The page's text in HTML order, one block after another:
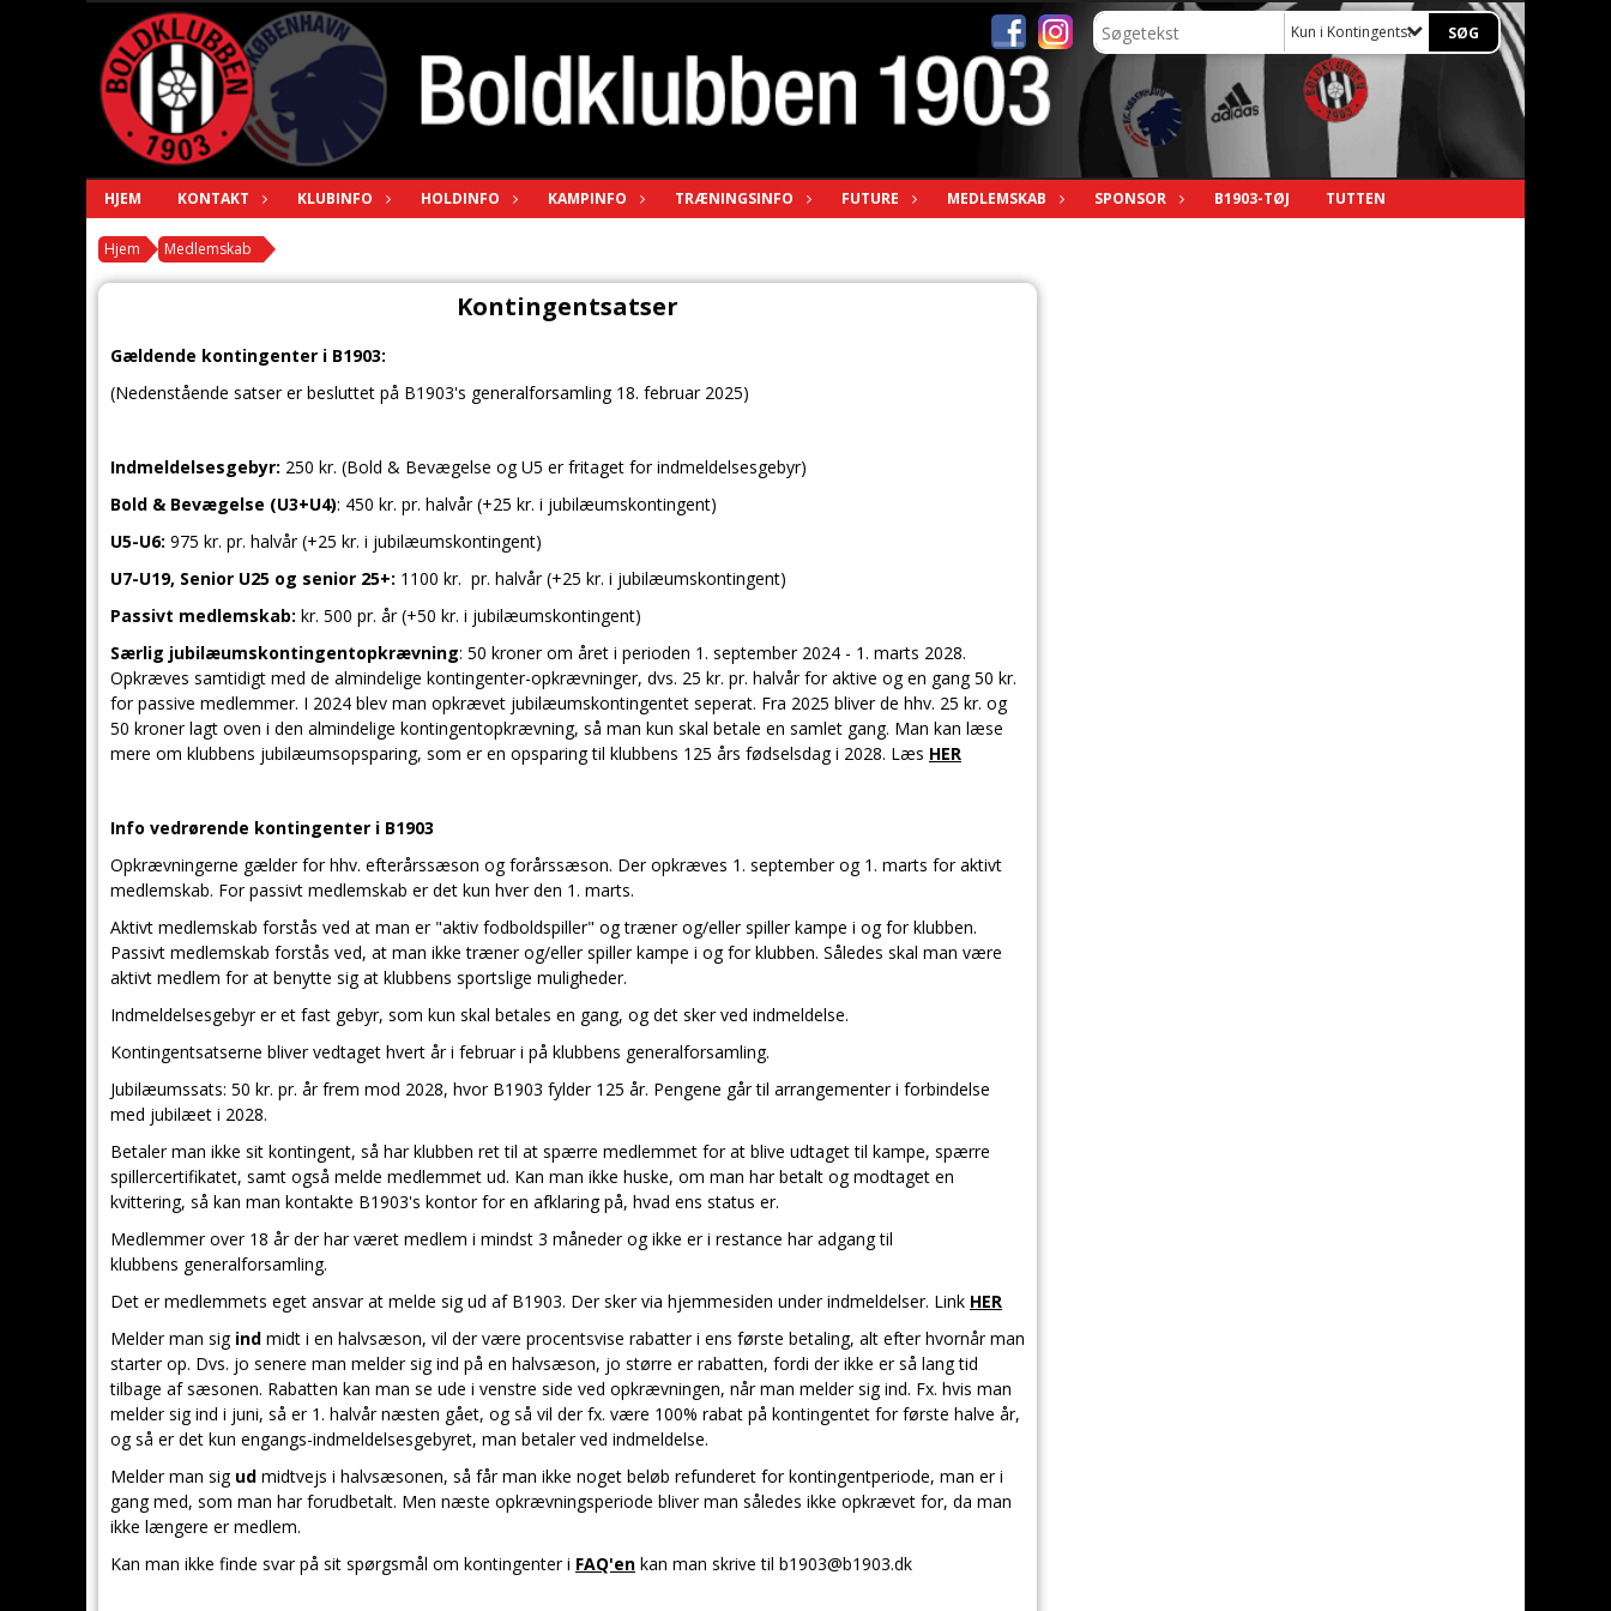
Kun i Kontingentsatser
HJEM KONTAKT KLUBINFO HOLDINFO KAMPINFO TRÆNINGSINFO FUTURE MEDLEMSKAB SPONSOR B1903-TØJ TUTTEN
Hjem Medlemskab
Kontingentsatser
Gældende kontingenter i B1903:
(Nedenstående satser er besluttet på B1903's generalforsamling 18. februar 2025)
Indmeldelsesgebyr: 250 kr. (Bold & Bevægelse og U5 er fritaget for indmeldelsesgebyr)
Bold & Bevægelse (U3+U4): 450 kr. pr. halvår (+25 kr. i jubilæumskontingent)
U5-U6: 975 kr. pr. halvår (+25 kr. i jubilæumskontingent)
U7-U19, Senior U25 og senior 25+: 1100 kr. pr. halvår (+25 kr. i jubilæumskontingent)
Passivt medlemskab: kr. 500 pr. år (+50 kr. i jubilæumskontingent)
Særlig jubilæumskontingentopkrævning: 50 kroner om året i perioden 1. september 2024 - 1. marts 2028.
Opkræves samtidigt med de almindelige kontingenter-opkrævninger, dvs. 25 kr. pr. halvår for aktive og en gang 50 kr.
for passive medlemmer. I 2024 blev man opkrævet jubilæumskontingentet seperat. Fra 2025 bliver de hhv. 25 kr. og
50 kroner lagt oven i den almindelige kontingentopkrævning, så man kun skal betale en samlet gang. Man kan læse
mere om klubbens jubilæumsopsparing, som er en opsparing til klubbens 125 års fødselsdag i 2028. Læs HER
Info vedrørende kontingenter i B1903
Opkrævningerne gælder for hhv. efterårssæson og forårssæson. Der opkræves 1. september og 1. marts for aktivt
medlemskab. For passivt medlemskab er det kun hver den 1. marts.
Aktivt medlemskab forstås ved at man er "aktiv fodboldspiller" og træner og/eller spiller kampe i og for klubben.
Passivt medlemskab forstås ved, at man ikke træner og/eller spiller kampe i og for klubben. Således skal man være
aktivt medlem for at benytte sig at klubbens sportslige muligheder.
Indmeldelsesgebyr er et fast gebyr, som kun skal betales en gang, og det sker ved indmeldelse.
Kontingentsatserne bliver vedtaget hvert år i februar i på klubbens generalforsamling.
Jubilæumssats: 50 kr. pr. år frem mod 2028, hvor B1903 fylder 125 år. Pengene går til arrangementer i forbindelse
med jubilæet i 2028.
Betaler man ikke sit kontingent, så har klubben ret til at spærre medlemmet for at blive udtaget til kampe, spærre
spillercertifikatet, samt også melde medlemmet ud. Kan man ikke huske, om man har betalt og modtaget en
kvittering, så kan man kontakte B1903's kontor for en afklaring på, hvad ens status er.
Medlemmer over 18 år der har været medlem i mindst 3 måneder og ikke er i restance har adgang til
klubbens generalforsamling.
Det er medlemmets eget ansvar at melde sig ud af B1903. Der sker via hjemmesiden under indmeldelser. Link HER
Melder man sigind midt i en halvsæson, vil der være procentsvise rabatter i ens første betaling, alt efter hvornår man
starter op. Dvs. jo senere man melder sig ind på en halvsæson, jo større er rabatten, fordi der ikke er så lang tid
tilbage af sæsonen. Rabatten kan man se ude i venstre side ved opkrævningen, når man melder sig ind. Fx. hvis man
melder sig ind i juni, så er 1. halvår næsten gået, og så vil der fx. være 100% rabat på kontingentet for første halve år,
og så er det kun engangs-indmeldelsesgebyret, man betaler ved indmeldelse.
Melder man sig ud midtvejs i halvsæsonen, så får man ikke noget beløb refunderet for kontingentperiode, man er i
gang med, som man har forudbetalt. Men næste opkrævningsperiode bliver man således ikke opkrævet for, da man
ikke længere er medlem.
Kan man ikke finde svar på sit spørgsmål om kontingenter i FAQ'en kan man skrive til b1903@b1903.dk